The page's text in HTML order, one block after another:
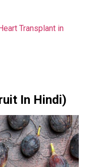
Transplant in
In Hindi)